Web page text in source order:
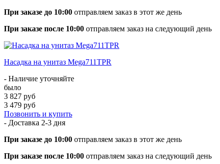
При заказе до 10:00 отправляем заказ в этот же день
При заказе после 10:00 отправляем заказ на следующий день
Насадка на унитаз Mega711TPR
- Наличие уточняйте
было
3 827 руб
3 479 руб
Позвонить и купить
- Доставка 2-3 дня
При заказе до 10:00 отправляем заказ в этот же день
При заказе после 10:00 отправляем заказ на следующий день